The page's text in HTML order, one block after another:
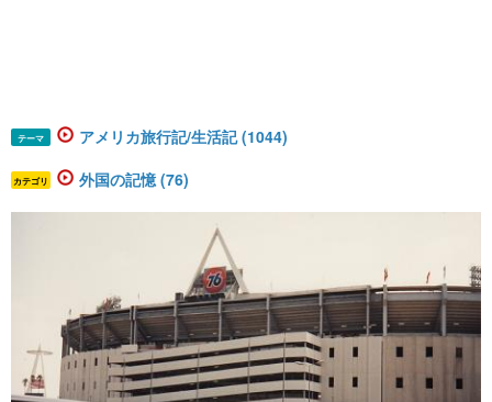
テーマ アメリカ旅行記/生活記 (1044)
カテゴリ 外国の記憶 (76)